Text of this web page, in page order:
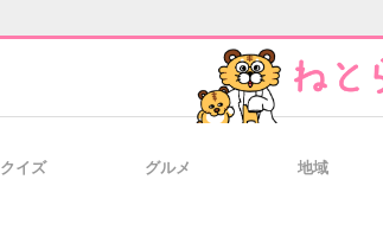
クイズ グルメ 地域